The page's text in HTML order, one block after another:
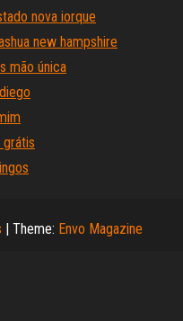
nova iorque
new hampshire
mão única
grátis
| Theme: Envo Magazine